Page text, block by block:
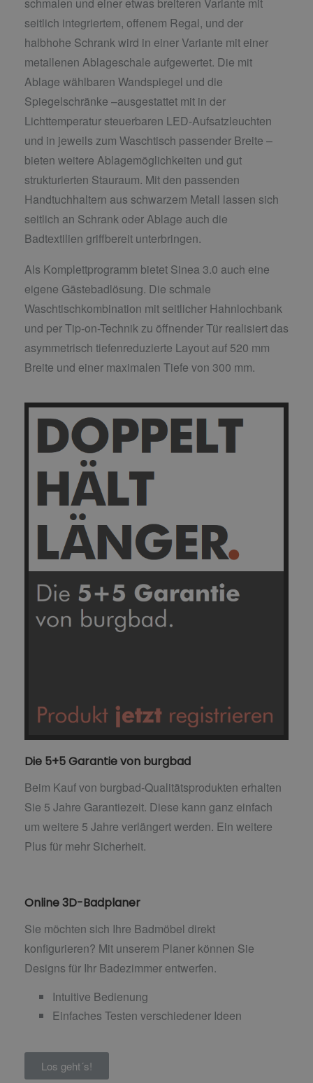
schmalen und einer etwas breiteren Variante mit
seitlich integriertem, offenem Regal, und der
halbhohe Schrank wird in einer Variante mit einer
metallenen Ablageschale aufgewertet. Die mit
Ablage wählbaren Wandspiegel und die
Spiegelschränke –ausgestattet mit in der
Lichttemperatur steuerbaren LED-Aufsatzleuchten
und in jeweils zum Waschtisch passender Breite –
bieten weitere Ablagemöglichkeiten und gut
strukturierten Stauraum. Mit den passenden
Handtuchhaltern aus schwarzem Metall lassen sich
seitlich an Schrank oder Ablage auch die
Badtextilien griffbereit unterbringen.
Als Komplettprogramm bietet Sinea 3.0 auch eine
eigene Gästebadlösung. Die schmale
Waschtischkombination mit seitlicher Hahnlochbank
und per Tip-on-Technik zu öffnender Tür realisiert das
asymmetrisch tiefenreduzierte Layout auf 520 mm
Breite und einer maximalen Tiefe von 300 mm.
Die 5+5 Garantie von burgbad
Beim Kauf von burgbad-Qualitätsprodukten erhalten
Sie 5 Jahre Garantiezeit. Diese kann ganz einfach
um weitere 5 Jahre verlängert werden. Ein weitere
Plus für mehr Sicherheit.
Online 3D-Badplaner
Sie möchten sich Ihre Badmöbel direkt
konfigurieren? Mit unserem Planer können Sie
Designs für Ihr Badezimmer entwerfen.
Intuitive Bedienung
Einfaches Testen verschiedener Ideen
Los geht´s!